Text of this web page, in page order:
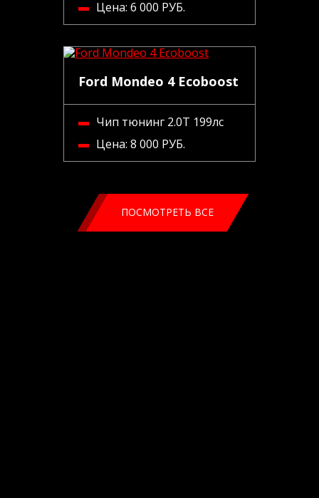
Цена: 6 000 РУБ.
Ford Mondeo 4 Ecoboost
Чип тюнинг 2.0Т 199лс
Цена: 8 000 РУБ.
ПОСМОТРЕТЬ ВСЕ